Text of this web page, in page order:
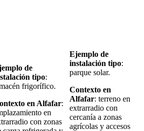
de
tipo:
frigorífico.
en Alfafar:
en
con zonas
Ejemplo de
instalación tipo:
parque solar.
Contexto en
Alfafar: terreno en
extrarradio con
cercanía a zonas
agrícolas y accesos